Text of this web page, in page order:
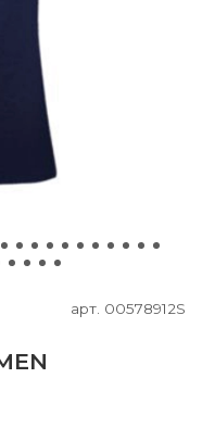
арт. 00578912S